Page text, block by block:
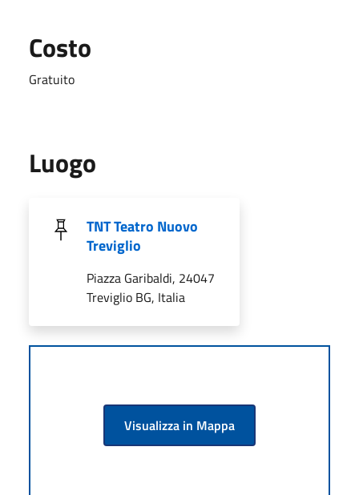
Costo
Gratuito
Luogo
TNT Teatro Nuovo
Treviglio
Piazza Garibaldi, 24047
Treviglio BG, Italia
Visualizza in Mappa